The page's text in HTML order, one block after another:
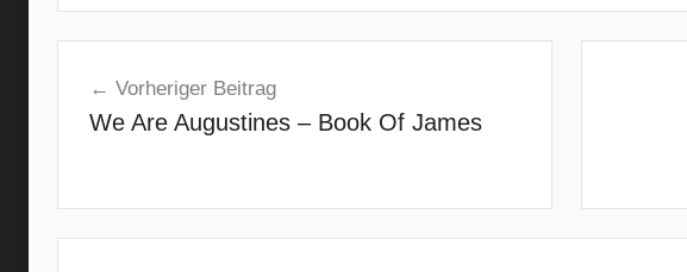
e
a
t
Vorheriger Beitrag
We Are Augustines – Book Of James